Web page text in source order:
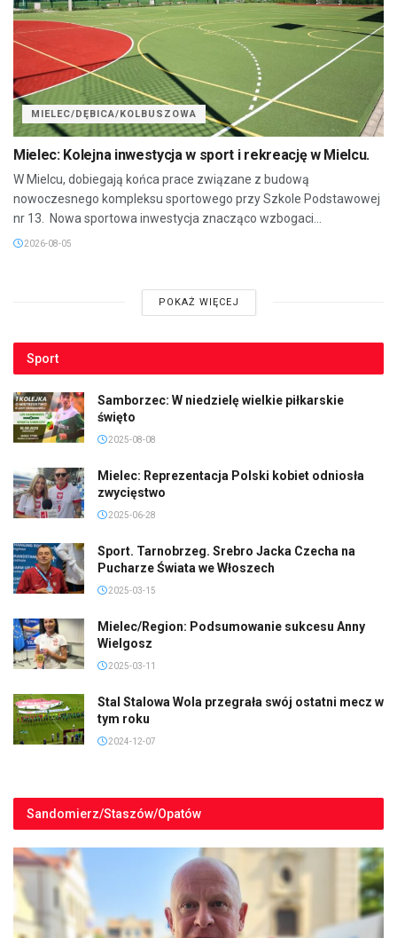
MIELEC/DĘBICA/KOLBUSZOWA
Mielec: Kolejna inwestycja w sport i rekreację w Mielcu.
W Mielcu, dobiegają końca prace związane z budową
nowoczesnego kompleksu sportowego przy Szkole Podstawowej
nr 13. Nowa sportowa inwestycja znacząco wzbogaci...
2026-08-05
POKAŻ WIĘCEJ
Sport
Samborzec: W niedzielę wielkie piłkarskie
święto
2025-08-08
Mielec: Reprezentacja Polski kobiet odniosła
zwycięstwo
2025-06-28
Sport. Tarnobrzeg. Srebro Jacka Czecha na
Pucharze Świata we Włoszech
2025-03-15
Mielec/Region: Podsumowanie sukcesu Anny
Wielgosz
2025-03-11
Stal Stalowa Wola przegrała swój ostatni mecz w
tym roku
2024-12-07
Sandomierz/Staszów/Opatów